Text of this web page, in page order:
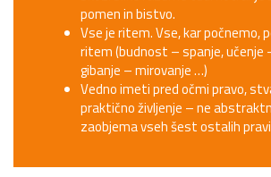
pomen in bistvo.
Vse je ritem. Vse, kar počnemo,
ritem (budnost – spanje, učenje
gibanje – mirovanje …)
Vedno imeti pred očmi pravo,
praktično življenje – ne
zaobjema vseh šest ostalih